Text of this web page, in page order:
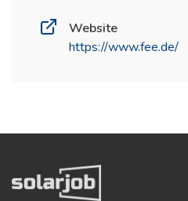
Website
https://www.fee.de/